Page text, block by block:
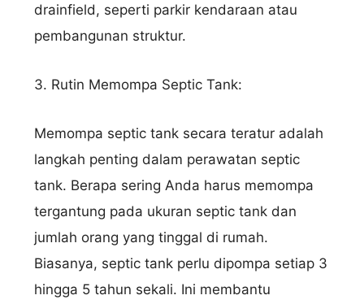
drainfield, seperti parkir kendaraan atau
pembangunan struktur.
3. Rutin Memompa Septic Tank:
Memompa septic tank secara teratur adalah
langkah penting dalam perawatan septic
tank. Berapa sering Anda harus memompa
tergantung pada ukuran septic tank dan
jumlah orang yang tinggal di rumah.
Biasanya, septic tank perlu dipompa setiap 3
hingga 5 tahun sekali. Ini membantu